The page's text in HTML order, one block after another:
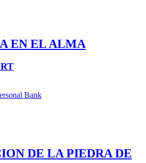
EN EL ALMA
DE LA PIEDRA DE